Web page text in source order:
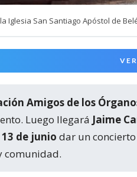
Iglesia San Santiago Apóstol de
Amigos de los
Luego llegará Jaime
de junio dar un
comunidad.